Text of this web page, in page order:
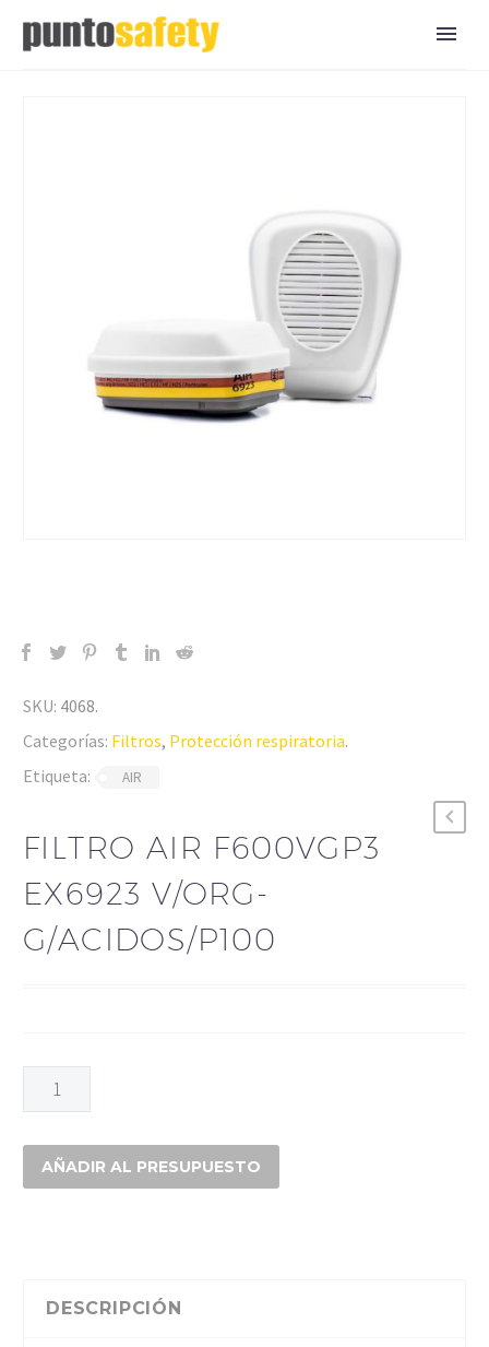
SKU: 4068.
Categorías: Filtros, Protección respiratoria.
Etiqueta:
AIR
FILTRO AIR F600VGP3
EX6923 V/ORG-
G/ACIDOS/P100
FILTRO
AIR
EX6923
V/Org-
AÑADIR AL PRESUPUESTO
DESCRIPCIÓN